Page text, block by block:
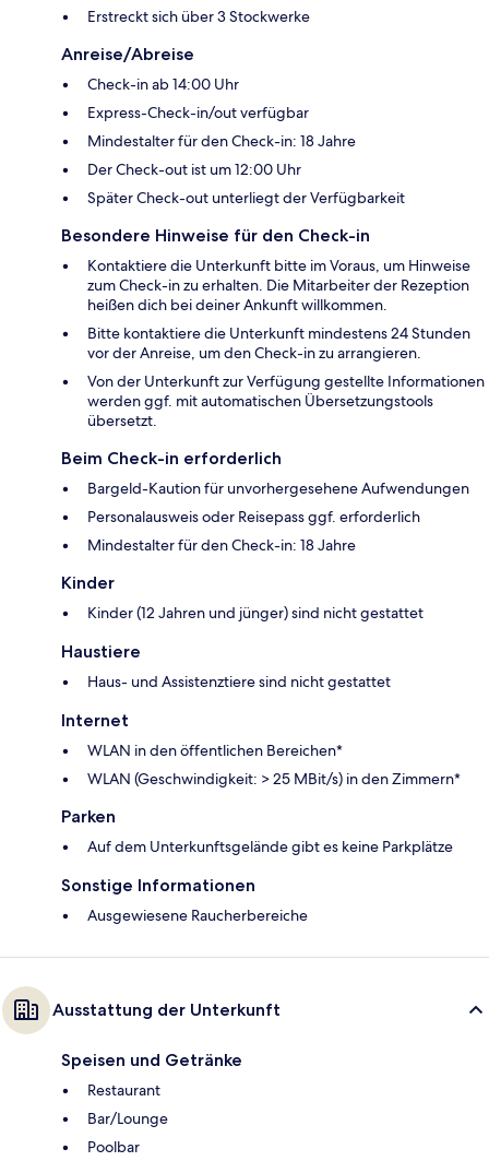
Erstreckt sich über 3 Stockwerke
Anreise/Abreise
Check-in ab 14:00 Uhr
Express-Check-in/out verfügbar
Mindestalter für den Check-in: 18 Jahre
Der Check-out ist um 12:00 Uhr
Später Check-out unterliegt der Verfügbarkeit
Besondere Hinweise für den Check-in
Kontaktiere die Unterkunft bitte im Voraus, um Hinweise
zum Check-in zu erhalten. Die Mitarbeiter der Rezeption
heißen dich bei deiner Ankunft willkommen.
Bitte kontaktiere die Unterkunft mindestens 24 Stunden
vor der Anreise, um den Check-in zu arrangieren.
Von der Unterkunft zur Verfügung gestellte Informationen
werden ggf. mit automatischen Übersetzungstools
übersetzt.
Beim Check-in erforderlich
Bargeld-Kaution für unvorhergesehene Aufwendungen
Personalausweis oder Reisepass ggf. erforderlich
Mindestalter für den Check-in: 18 Jahre
Kinder
Kinder (12 Jahren und jünger) sind nicht gestattet
Haustiere
Haus- und Assistenztiere sind nicht gestattet
Internet
WLAN in den öffentlichen Bereichen*
WLAN (Geschwindigkeit: > 25 MBit/s) in den Zimmern*
Parken
Auf dem Unterkunftsgelände gibt es keine Parkplätze
Sonstige Informationen
Ausgewiesene Raucherbereiche
Ausstattung der Unterkunft
Speisen und Getränke
Restaurant
Bar/Lounge
Poolbar